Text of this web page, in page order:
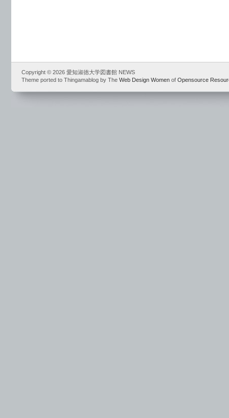
Copyright © 2026 愛知淑徳大学図書館 NEWS
Theme ported to Thingamablog by The Web Design Women of Opensource